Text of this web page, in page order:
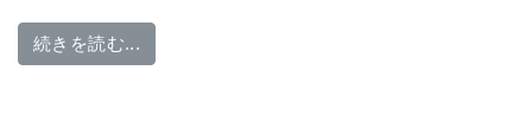
続きを読む...